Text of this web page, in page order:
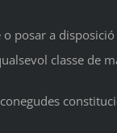
posar a
classe de